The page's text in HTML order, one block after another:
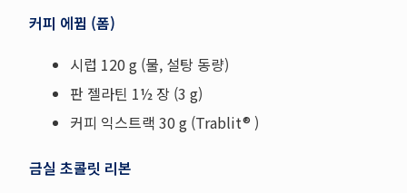
커피 에뀜 (폼)
시럽 120 g (물, 설탕 동량)
판 젤라틴 1½ 장 (3 g)
커피 익스트랙 30 g (Trablit® )
금실 초콜릿 리본